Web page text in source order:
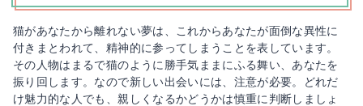
猫があなたから離れない夢は、これからあなたが面倒な異性に
付きまとわれて、精神的に参ってしまうことを表しています。
その人物はまるで猫のように勝手気ままにふる舞い、あなたを
振り回します。なので新しい出会いには、注意が必要。どれだ
け魅力的な人でも、親しくなるかどうかは慎重に判断しましょ